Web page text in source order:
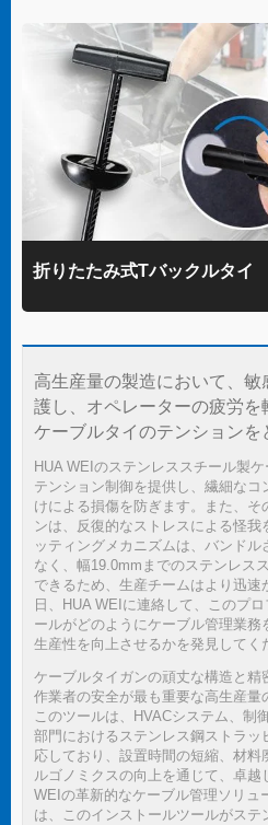
折りたたみ式Tバックルタイ
高生産量の製造において、
護し、オペレーターの疲労
ケーブルタイのテンションを
HUA WEIのステンレススチール製
テンション制御を提供し、繊細な
けによる損傷を防ぎます。また、そ
ンは、反復的なストレスによる怪
ッティングメカニズムは、バンドル
なく、幅19.0mmまでのステンレス
できるため、生産チームはより迅
日、HUA WEIに連絡して、このプ
ールがどのようにケーブル管理業
生産性を向上させるかを発見してく
ケーブルタイガンの頑丈な構造と精
作業者の安全が最も重要な高生産量
このツールは、HVACシステム、制
部門におけるステンレス鋼ストラッ
応しており、設置時間の短縮、材
ルゴノミクスの向上を通じて、卓
WEIの革新的なケーブル管理ソリュ
は、このインストールツールがステ